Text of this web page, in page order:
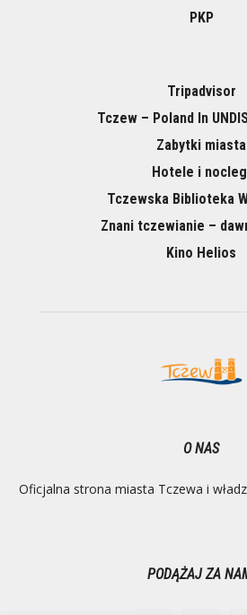
PKP
Tripadvisor
Tczew – Poland In
Zabytki miasta
Hotele i
Tczewska Biblioteka
Znani tczewianie –
Kino Helios
O NAS
Oficjalna strona miasta Tczewa i
PODĄŻAJ ZA